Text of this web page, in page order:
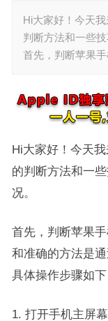
Hi大家好！今天
判断方法和一些
首先，判断苹果
Hi大家好！今天
的判断方法和一
况。
首先，判断苹果
和准确的方法是通
具体操作步骤如下
1. 打开手机主屏